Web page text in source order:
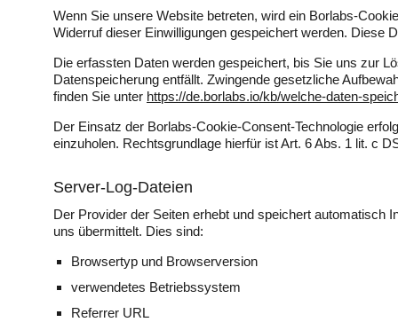
Wenn Sie unsere Website betreten, wird ein Borlabs-
Widerruf dieser Einwilligungen gespeichert werden. Diese
Die erfassten Daten werden gespeichert, bis Sie uns zur
Datenspeicherung entfällt. Zwingende gesetzliche
finden Sie unter https://de.borlabs.io/kb/welche-daten-
Der Einsatz der Borlabs-Cookie-Consent-Technologie
einzuholen. Rechtsgrundlage hierfür ist Art. 6 Abs. 1 lit. c
Server-Log-Dateien
Der Provider der Seiten erhebt und speichert automatisch
uns übermittelt. Dies sind:
Browsertyp und Browserversion
verwendetes Betriebssystem
Referrer URL